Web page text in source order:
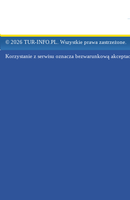
© 2026 TUR-INFO.PL. Wszystkie prawa zastrzeżone.
Korzystanie z serwisu oznacza bezwarunkową